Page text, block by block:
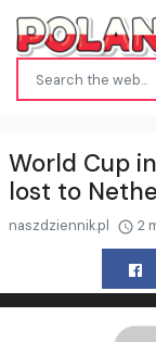
World Cup
lost to
naszdziennik.pl 2